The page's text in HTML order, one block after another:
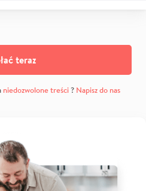
teraz
niedozwolone treści? Napisz do nas